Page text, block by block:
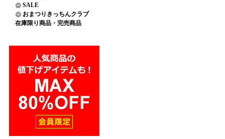
SALE
おまつりきっちんクラブ
在庫限り商品・完売商品